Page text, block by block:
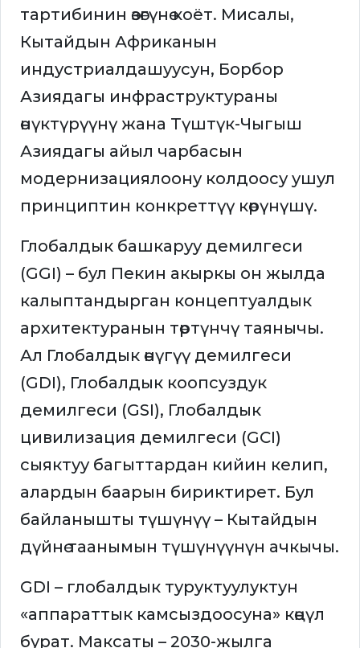
тартибинин өзөгүнө коёт. Мисалы,
Кытайдын Африканын
индустриалдашуусун, Борбор
Азиядагы инфраструктураны
өнүктүрүүнү жана Түштүк-Чыгыш
Азиядагы айыл чарбасын
модернизациялоону колдоосу ушул
принциптин конкреттүү көрүнүшү.
Глобалдык башкаруу демилгеси
(GGI) – бул Пекин акыркы он жылда
калыптандырган концептуалдык
архитектуранын төртүнчү таянычы.
Ал Глобалдык өнүгүү демилгеси
(GDI), Глобалдык коопсуздук
демилгеси (GSI), Глобалдык
цивилизация демилгеси (GCI)
сыяктуу багыттардан кийин келип,
алардын баарын бириктирет. Бул
байланышты түшүнүү – Кытайдын
дүйнө таанымын түшүнүүнүн ачкычы.
GDI – глобалдык туруктуулуктун
«аппараттык камсыздоосуна» көңүл
бурат. Максаты – 2030-жылга